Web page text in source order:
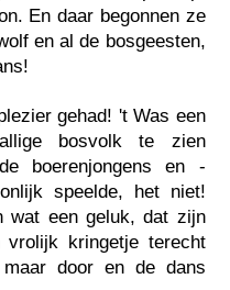
En daar begonnen ze
en al de bosgeesten,
gehad! 't Was een
bosvolk te zien
boerenjongens en -
speelde, het niet!
wat een geluk, dat zijn
kringetje terecht
door en de dans